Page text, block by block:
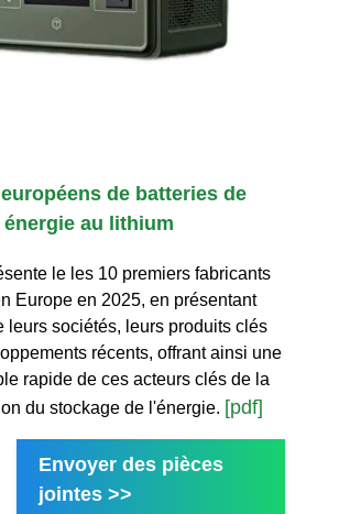
de batteries de
au lithium
le les 10 premiers fabricants
Europe en 2025, en présentant
leurs sociétés, leurs produits clés
récents, offrant ainsi une
rapide de ces acteurs clés de la
du stockage de l'énergie. [pdf]
Envoyer des pièces
jointes >>